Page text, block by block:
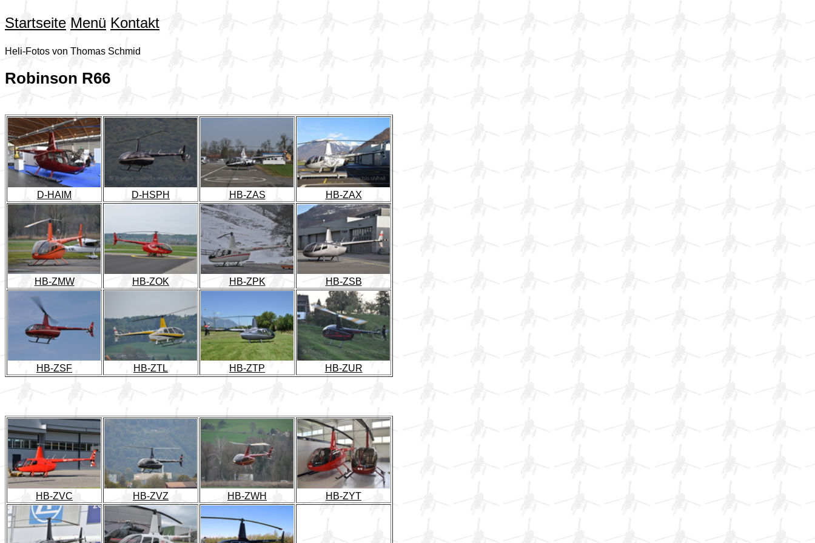
Startseite Menü Kontakt
Heli-Fotos von Thomas Schmid
Robinson R66
D-HAIM D-HSPH HB-ZAS HB-ZAX
HB-ZMW HB-ZOK HB-ZPK HB-ZSB
HB-ZSF HB-ZTL HB-ZTP HB-ZUR
HB-ZVC HB-ZVZ HB-ZWH HB-ZYT